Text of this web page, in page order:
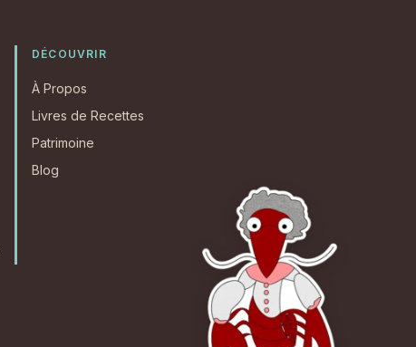
DÉCOUVRIR
À Propos
Livres de Recettes
Patrimoine
Blog